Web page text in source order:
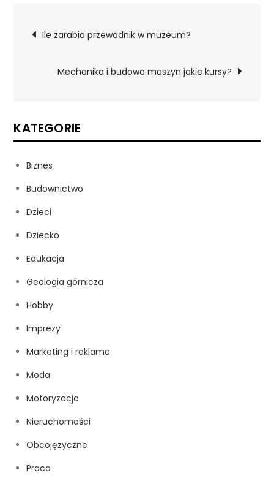
Nawigacja
wpisu
Ile zarabia przewodnik w muzeum?
Mechanika i budowa maszyn jakie kursy?
KATEGORIE
Biznes
Budownictwo
Dzieci
Dziecko
Edukacja
Geologia górnicza
Hobby
Imprezy
Marketing i reklama
Moda
Motoryzacja
Nieruchomości
Obcojęzyczne
Praca